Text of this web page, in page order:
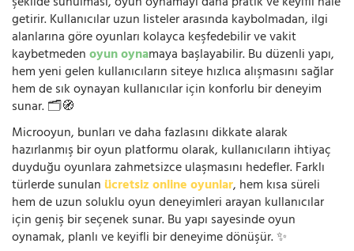
getirir. Kullanıcılar uzun listeler arasında kaybolmadan, ilgi
alanlarına göre oyunları kolayca keşfedebilir ve vakit
kaybetmedenoyun oynamaya başlayabilir. Bu düzenli yapı,
hem yeni gelen kullanıcıların siteye hızlıca alışmasını sağlar
hem de sık oynayan kullanıcılar için konforlu bir deneyim
sunar. 🗂️🧭
Microoyun, bunları ve daha fazlasını dikkate alarak
hazırlanmış bir oyun platformu olarak, kullanıcıların ihtiyaç
duyduğu oyunlara zahmetsizce ulaşmasını hedefler. Farklı
türlerde sunulan ücretsiz online oyunlar, hem kısa süreli
hem de uzun soluklu oyun deneyimleri arayan kullanıcılar
için geniş bir seçenek sunar. Bu yapı sayesinde oyun
oynamak, planlı ve keyifli bir deneyime dönüşür. ✨